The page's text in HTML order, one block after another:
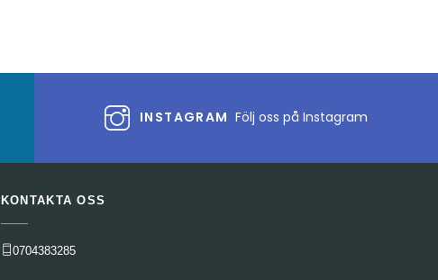
INSTAGRAM Följ oss på Instagram
KONTAKTA OSS
0704383285